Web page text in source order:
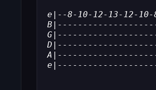
e|--8-10-12-13-